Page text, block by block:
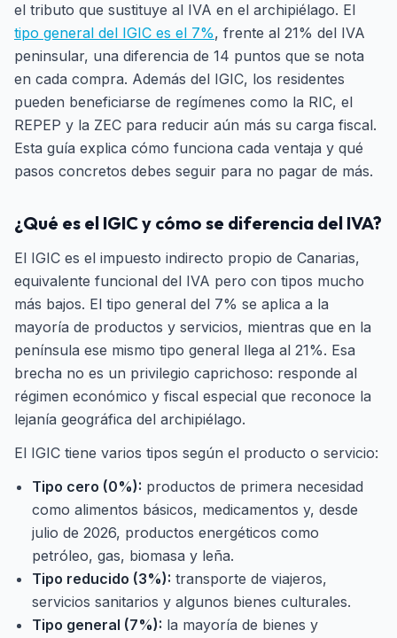
el tributo que sustituye al IVA en el archipiélago. El
tipo general del IGIC es el 7%, frente al 21% del IVA
peninsular, una diferencia de 14 puntos que se nota
en cada compra. Además del IGIC, los residentes
pueden beneficiarse de regímenes como la RIC, el
REPEP y la ZEC para reducir aún más su carga fiscal.
Esta guía explica cómo funciona cada ventaja y qué
pasos concretos debes seguir para no pagar de más.
¿Qué es el IGIC y cómo se diferencia del IVA?
El IGIC es el impuesto indirecto propio de Canarias,
equivalente funcional del IVA pero con tipos mucho
más bajos. El tipo general del 7% se aplica a la
mayoría de productos y servicios, mientras que en la
península ese mismo tipo general llega al 21%. Esa
brecha no es un privilegio caprichoso: responde al
régimen económico y fiscal especial que reconoce la
lejanía geográfica del archipiélago.
El IGIC tiene varios tipos según el producto o servicio:
Tipo cero (0%): productos de primera necesidad
como alimentos básicos, medicamentos y, desde
julio de 2026, productos energéticos como
petróleo, gas, biomasa y leña.
Tipo reducido (3%): transporte de viajeros,
servicios sanitarios y algunos bienes culturales.
Tipo general (7%): la mayoría de bienes y